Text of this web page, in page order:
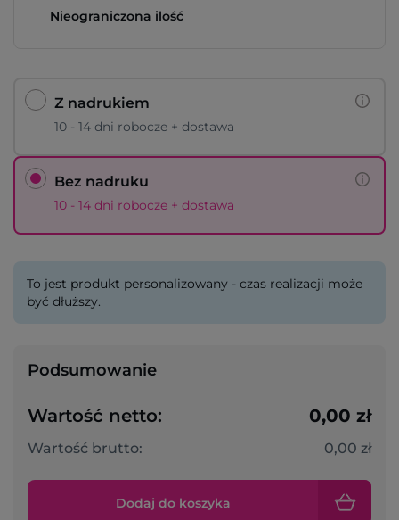
Nieograniczona ilość
Z nadrukiem
10 - 14 dni robocze + dostawa
Bez nadruku
10 - 14 dni robocze + dostawa
To jest produkt personalizowany - czas realizacji może
być dłuższy.
Podsumowanie
Wartość netto: 0,00 zł
Wartość brutto: 0,00 zł
Dodaj do koszyka